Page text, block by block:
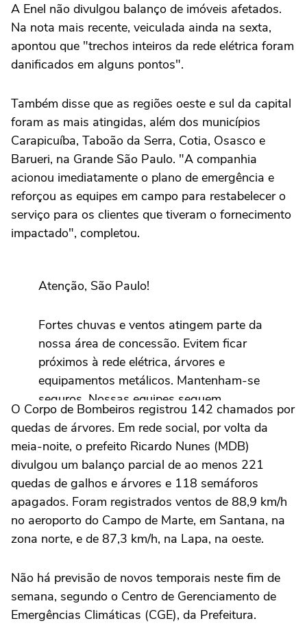
A Enel não divulgou balanço de imóveis afetados.
Na nota mais recente, veiculada ainda na sexta,
apontou que "trechos inteiros da rede elétrica foram
danificados em alguns pontos".
Também disse que as regiões oeste e sul da capital
foram as mais atingidas, além dos municípios
Carapicuíba, Taboão da Serra, Cotia, Osasco e
Barueri, na Grande São Paulo. "A companhia
acionou imediatamente o plano de emergência e
reforçou as equipes em campo para restabelecer o
serviço para os clientes que tiveram o fornecimento
impactado", completou.
Atenção, São Paulo!
Fortes chuvas e ventos atingem parte da
nossa área de concessão. Evitem ficar
próximos à rede elétrica, árvores e
equipamentos metálicos. Mantenham-se
seguros. Nossas equipes seguem
trabalhando para restabelecer o
fornecimento de energia nos locais
atingidos.pic.twitter.com/4Bv5TDery4
— Enel Clientes Brasil (@EnelClientesBR)
October 12, 2024
O Corpo de Bombeiros registrou 142 chamados por
quedas de árvores. Em rede social, por volta da
meia-noite, o prefeito Ricardo Nunes (MDB)
divulgou um balanço parcial de ao menos 221
quedas de galhos e árvores e 118 semáforos
apagados. Foram registrados ventos de 88,9 km/h
no aeroporto do Campo de Marte, em Santana, na
zona norte, e de 87,3 km/h, na Lapa, na oeste.
Não há previsão de novos temporais neste fim de
semana, segundo o Centro de Gerenciamento de
Emergências Climáticas (CGE), da Prefeitura.